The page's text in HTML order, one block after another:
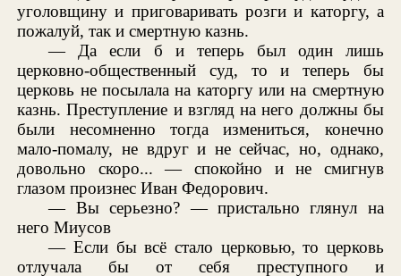
уголовщину и приговаривать розги и каторгу, а
пожалуй, так и смертную казнь.
— Да если б и теперь был один лишь
церковно-общественный суд, то и теперь бы
церковь не посылала на каторгу или на смертную
казнь. Преступление и взгляд на него должны бы
были несомненно тогда измениться, конечно
мало-помалу, не вдруг и не сейчас, но, однако,
довольно скоро... — спокойно и не смигнув
глазом произнес Иван Федорович.
— Вы серьезно? — пристально глянул на
него Миусов
— Если бы всё стало церковью, то церковь
отлучала бы от себя преступного и